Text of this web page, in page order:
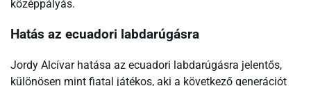
középpályás.
Hatás az ecuadori labdarúgásra
Jordy Alcívar hatása az ecuadori labdarúgásra jelentős,
különösen mint fiatal játékos, aki a következő generációt